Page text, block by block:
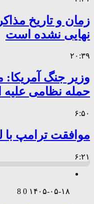
زمان و تاریخ
نهایی نشده است
۲۰:۳۹
وزیر جنگ آمریکا:
حمله نظامی
۶:۵۰
موافقت ترامپ با
۶:۲۱
۱۴۰۵-۰۵-۱۸ 0
8